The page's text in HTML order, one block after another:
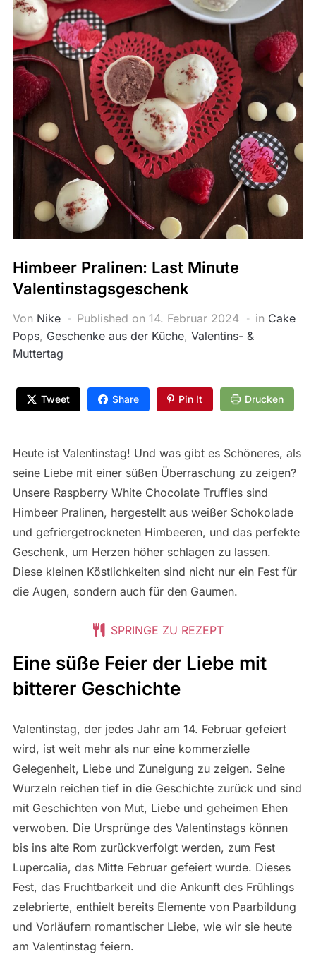
Himbeer Pralinen: Last Minute
Valentinstagsgeschenk
Von Nike Published on 14. Februar 2024 in Cake
Pops, Geschenke aus der Küche, Valentins- &
Muttertag
Tweet Share Pin It Drucken
Heute ist Valentinstag! Und was gibt es Schöneres, als
seine Liebe mit einer süßen Überraschung zu zeigen?
Unsere Raspberry White Chocolate Truffles sind
Himbeer Pralinen, hergestellt aus weißer Schokolade
und gefriergetrockneten Himbeeren, und das perfekte
Geschenk, um Herzen höher schlagen zu lassen.
Diese kleinen Köstlichkeiten sind nicht nur ein Fest für
die Augen, sondern auch für den Gaumen.
SPRINGE ZU REZEPT
Eine süße Feier der Liebe mit
bitterer Geschichte
Valentinstag, der jedes Jahr am 14. Februar gefeiert
wird, ist weit mehr als nur eine kommerzielle
Gelegenheit, Liebe und Zuneigung zu zeigen. Seine
Wurzeln reichen tief in die Geschichte zurück und sind
mit Geschichten von Mut, Liebe und geheimen Ehen
verwoben. Die Ursprünge des Valentinstags können
bis ins alte Rom zurückverfolgt werden, zum Fest
Lupercalia, das Mitte Februar gefeiert wurde. Dieses
Fest, das Fruchtbarkeit und die Ankunft des Frühlings
zelebrierte, enthielt bereits Elemente von Paarbildung
und Vorläufern romantischer Liebe, wie wir sie heute
am Valentinstag feiern.